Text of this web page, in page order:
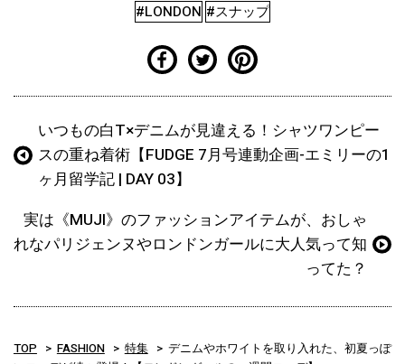
#LONDON #スナップ
いつもの白T×デニムが見違える！シャツワンピー
スの重ね着術【FUDGE 7月号連動企画-エミリーの1
ヶ月留学記 | DAY 03】
実は《MUJI》のファッションアイテムが、おしゃ
れなパリジェンヌやロンドンガールに大人気って知
ってた？
TOP FASHION 特集
デニムやホワイトを取り入れた、初夏っぽ